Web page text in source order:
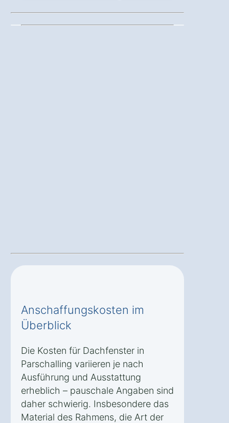
Anschaffungskosten im
Überblick
Die Kosten für Dachfenster in
Parschalling variieren je nach
Ausführung und Ausstattung
erheblich – pauschale Angaben sind
daher schwierig. Insbesondere das
Material des Rahmens, die Art der